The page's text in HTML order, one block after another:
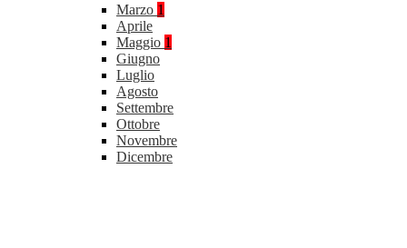
Marzo 1
Aprile
Maggio 1
Giugno
Luglio
Agosto
Settembre
Ottobre
Novembre
Dicembre